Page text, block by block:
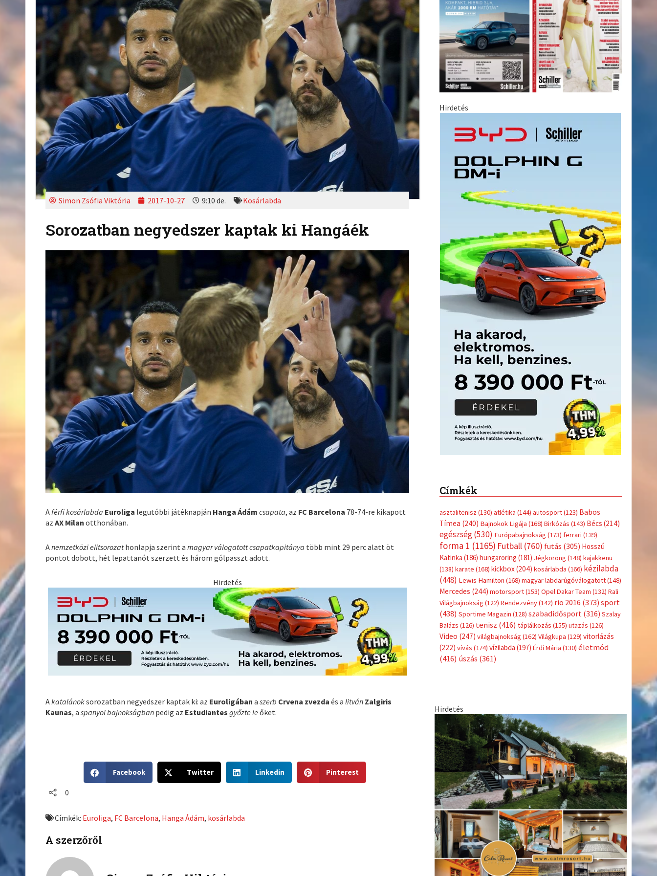
Simon Zsófia Viktória 2017-10-27 9:10 de. Kosárlabda
Sorozatban negyedszer kaptak ki Hangáék
Aférfi kosárlabda Euroliga legutóbbi játéknapján Hanga Ádám csapata, az FC Barcelona 78-74-re kikapott
azAX Milan otthonában.
Anemzetközi elitsorozathonlapja szerint a magyar válogatott csapatkapitánya több mint 29 perc alatt öt
pontot dobott, hét lepattanót szerzett és három gólpasszt adott.
Hirdetés
Akatalánoksorozatban negyedszer kaptak ki: az Euroligában aszerb Crvena zvezda és alitván Zalgiris
Kaunas, aspanyol bajnokságban pedig az Estudiantes győzte le őket.
h
o
f
Facebook
h
o
t
Twitter
h
o
Linkedin
h
Pinterest
0
Címkék: Euroliga, FC Barcelona, Hanga Ádám, kosárlabda
A szerzőről
Hirdetés
Címkék
asztalitenisz (130) atlétika (144) autosport(123) Babos
Tímea (240) Bajnokok Ligája (168) Birkózás (143) Bécs (214)
egészség(530) Európabajnokság (173) ferrari (139)
forma 1 (1165) Futball(760) futás (305) Hosszú
Katinka (186) hungaroring (181) Jégkorong (148) kajakkenu
(138) karate (168) kickbox(204) kosárlabda (166) kézilabda
(448) Lewis Hamilton (168) magyar labdarúgóválogatott(148)
Mercedes (244) motorsport(153) Opel Dakar Team (132) Rali
Világbajnokság (122) Rendezvény(142) rio 2016 (373) sport
(438) Sportime Magazin (128) szabadidősport (316) Szalay
Balázs (126) tenisz (416) táplálkozás (155) utazás (126)
Video (247) világbajnokság (162) Világkupa (129) vitorlázás
(222) vívás (174) vízilabda (197) Érdi Mária (130) életmód
(416) úszás (361)
Hirdetés